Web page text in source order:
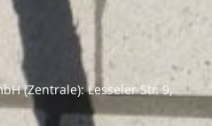
(Zentrale): Lesseler Str. 9,